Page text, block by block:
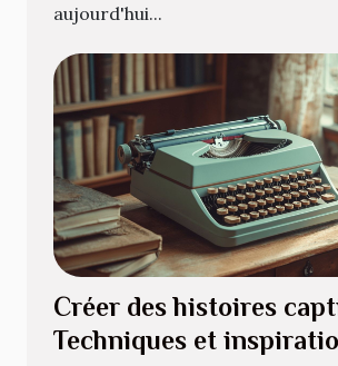
aujourd'hui...
Créer des histoires
Techniques et